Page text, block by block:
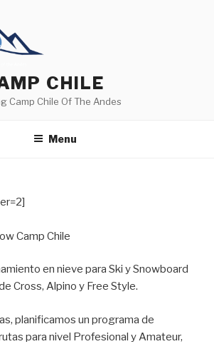
CHILE
Camp Chile Of The Andes
Menu
Camp Chile
en nieve para Ski y Snowboard
Cross, Alpino y Free Style.
planificamos un programa de
para nivel Profesional y Amateur,